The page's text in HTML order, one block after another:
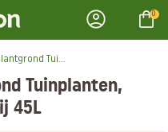
0
Tuinplanten,
45L